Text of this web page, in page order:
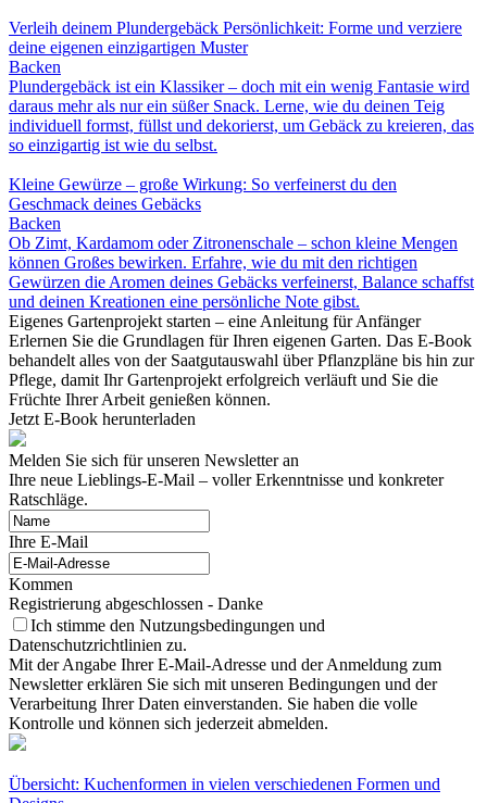
Verleih deinem Plundergebäck Persönlichkeit: Forme und verziere
deine eigenen einzigartigen Muster
Backen
Plundergebäck ist ein Klassiker – doch mit ein wenig Fantasie wird
daraus mehr als nur ein süßer Snack. Lerne, wie du deinen Teig
individuell formst, füllst und dekorierst, um Gebäck zu kreieren, das
so einzigartig ist wie du selbst.
Kleine Gewürze – große Wirkung: So verfeinerst du den
Geschmack deines Gebäcks
Backen
Ob Zimt, Kardamom oder Zitronenschale – schon kleine Mengen
können Großes bewirken. Erfahre, wie du mit den richtigen
Gewürzen die Aromen deines Gebäcks verfeinerst, Balance schaffst
und deinen Kreationen eine persönliche Note gibst.
Eigenes Gartenprojekt starten – eine Anleitung für Anfänger
Erlernen Sie die Grundlagen für Ihren eigenen Garten. Das E-Book
behandelt alles von der Saatgutauswahl über Pflanzpläne bis hin zur
Pflege, damit Ihr Gartenprojekt erfolgreich verläuft und Sie die
Früchte Ihrer Arbeit genießen können.
Jetzt E-Book herunterladen
Melden Sie sich für unseren Newsletter an
Ihre neue Lieblings-E-Mail – voller Erkenntnisse und konkreter
Ratschläge.
Ihre E-Mail
Kommen
Registrierung abgeschlossen - Danke
Ich stimme den Nutzungsbedingungen und
Datenschutzrichtlinien zu.
Mit der Angabe Ihrer E-Mail-Adresse und der Anmeldung zum
Newsletter erklären Sie sich mit unseren Bedingungen und der
Verarbeitung Ihrer Daten einverstanden. Sie haben die volle
Kontrolle und können sich jederzeit abmelden.
Übersicht: Kuchenformen in vielen verschiedenen Formen und